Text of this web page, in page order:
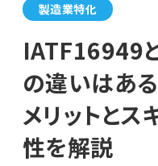
製造業特化
IATF16949
の違いはあ
メリットとス
性を解説